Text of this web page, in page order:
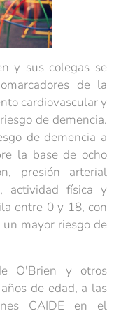
y sus colegas se
de la
cardiovascular y
de demencia.
de demencia a
la base de ocho
presión arterial
actividad física y
entre 0 y 18, con
mayor riesgo de
O'Brien y otros
de edad, a las
CAIDE en el